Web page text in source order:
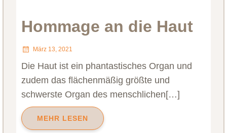
Hommage an die Haut
März 13, 2021
Die Haut ist ein phantastisches Organ und
zudem das flächenmäßig größte und
schwerste Organ des menschlichen[…]
MEHR LESEN